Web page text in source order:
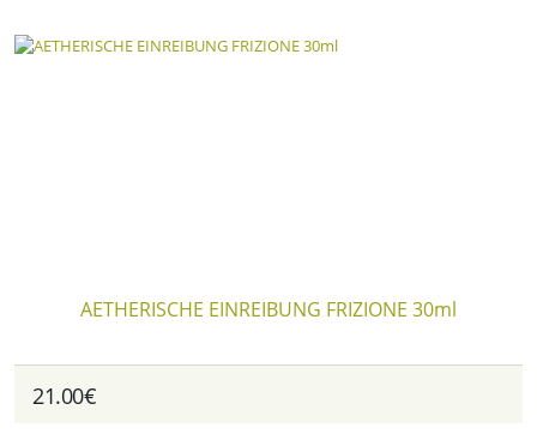
AETHERISCHE EINREIBUNG FRIZIONE 30ml
21.00€